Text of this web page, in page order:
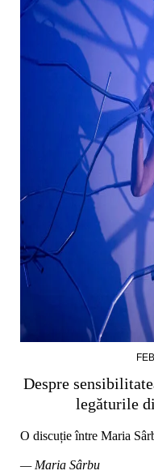
Despre
legăturile
O discuție între Maria
— Maria Sârbu